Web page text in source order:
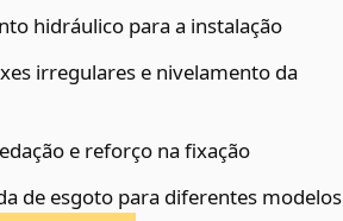
hidráulico para a instalação
irregulares e nivelamento da
e reforço na fixação
de esgoto para diferentes modelos